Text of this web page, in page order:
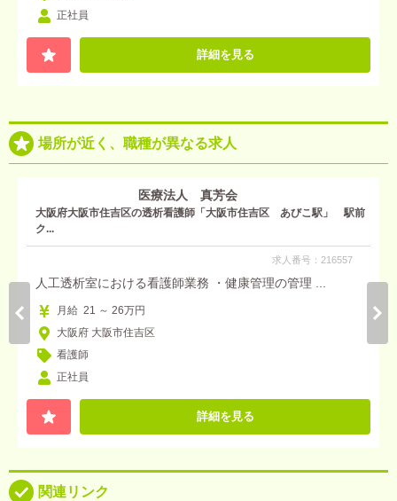
正社員
詳細を見る
場所が近く、職種が異なる求人
医療法人 真芳会
大阪府大阪市住吉区の透析看護師「大阪市住吉区 あびこ駅」 駅前
ク...
求人番号：216557
人工透析室における看護師業務 ・健康管理の管理 ...
月給 21 ～ 26万円
大阪府 大阪市住吉区
看護師
正社員
詳細を見る
関連リンク